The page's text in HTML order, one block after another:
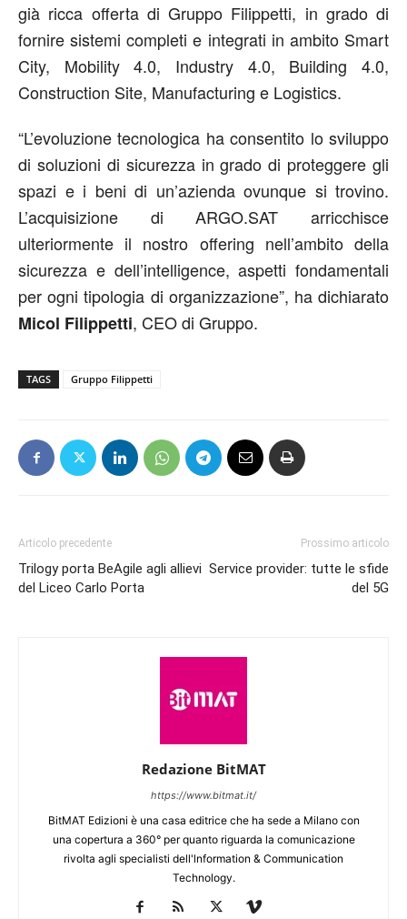
già ricca offerta di Gruppo Filippetti, in grado di
fornire sistemi completi e integrati in ambito Smart
City, Mobility 4.0, Industry 4.0, Building 4.0,
Construction Site, Manufacturing e Logistics.
“L’evoluzione tecnologica ha consentito lo sviluppo
di soluzioni di sicurezza in grado di proteggere gli
spazi e i beni di un’azienda ovunque si trovino.
L’acquisizione di ARGO.SAT arricchisce
ulteriormente il nostro offering nell’ambito della
sicurezza e dell’intelligence, aspetti fondamentali
per ogni tipologia di organizzazione”, ha dichiarato
Micol Filippetti, CEO di Gruppo.
TAGS Gruppo Filippetti
Articolo precedente
Trilogy porta BeAgile agli allievi
del Liceo Carlo Porta
Prossimo articolo
Service provider: tutte le sfide
del 5G
Redazione BitMAT
https://www.bitmat.it/
BitMAT Edizioni è una casa editrice che ha sede a Milano con
una copertura a 360° per quanto riguarda la comunicazione
rivolta agli specialisti dell'lnformation & Communication
Technology.